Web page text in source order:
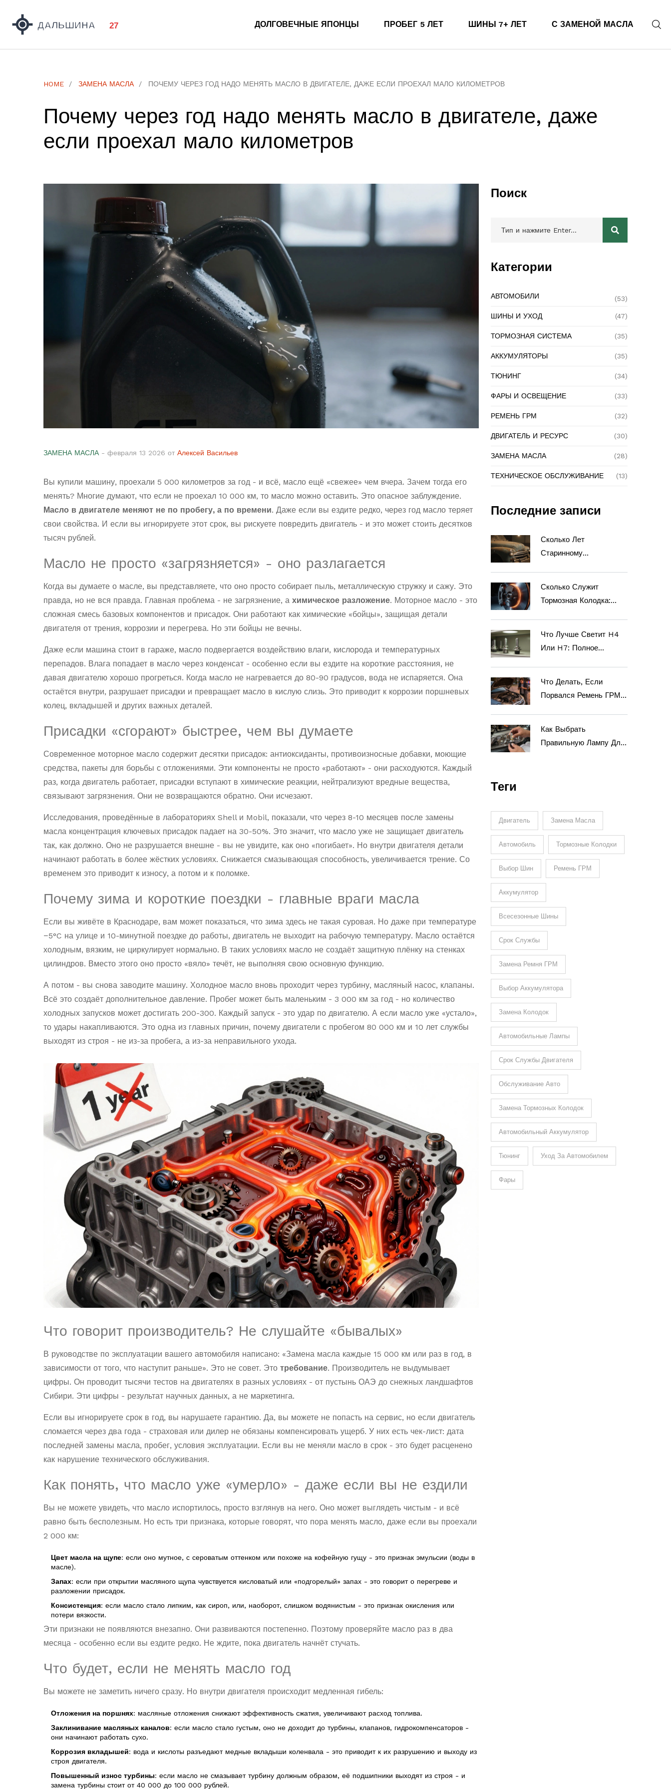
ДОЛГОВЕЧНЫЕ ЯПОНЦЫ ПРОБЕГ 5 ЛЕТ ШИНЫ 7+ ЛЕТ С ЗАМЕНОЙ МАСЛА
HOME ЗАМЕНА МАСЛА ПОЧЕМУ ЧЕРЕЗ ГОД НАДО МЕНЯТЬ МАСЛО В ДВИГАТЕЛЕ, ДАЖЕ ЕСЛИ ПРОЕХАЛ МАЛО КИЛОМЕТРОВ
Почему через год надо менять масло в двигателе, даже
если проехал мало километров
ЗАМЕНА МАСЛА- февраля 13 2026 от Алексей Васильев
Вы купили машину, проехали 5 000 километров за год - и всё, масло ещё «свежее» чем вчера. Зачем тогда его
менять? Многие думают, что если не проехал 10 000 км, то масло можно оставить. Это опасное заблуждение.
Масло в двигателе меняют не по пробегу, а по времени. Даже если вы ездите редко, через год масло теряет
свои свойства. И если вы игнорируете этот срок, вы рискуете повредить двигатель - и это может стоить десятков
тысяч рублей.
Масло не просто «загрязняется» - оно разлагается
Когда вы думаете о масле, вы представляете, что оно просто собирает пыль, металлическую стружку и сажу. Это
правда, но не вся правда. Главная проблема - не загрязнение, а химическое разложение. Моторное масло - это
сложная смесь базовых компонентов и присадок. Они работают как химические «бойцы», защищая детали
двигателя от трения, коррозии и перегрева. Но эти бойцы не вечны.
Даже если машина стоит в гараже, масло подвергается воздействию влаги, кислорода и температурных
перепадов. Влага попадает в масло через конденсат - особенно если вы ездите на короткие расстояния, не
давая двигателю хорошо прогреться. Когда масло не нагревается до 80-90 градусов, вода не испаряется. Она
остаётся внутри, разрушает присадки и превращает масло в кислую слизь. Это приводит к коррозии поршневых
колец, вкладышей и других важных деталей.
Присадки «сгорают» быстрее, чем вы думаете
Современное моторное масло содержит десятки присадок: антиоксиданты, противоизносные добавки, моющие
средства, пакеты для борьбы с отложениями. Эти компоненты не просто «работают» - они расходуются. Каждый
раз, когда двигатель работает, присадки вступают в химические реакции, нейтрализуют вредные вещества,
связывают загрязнения. Они не возвращаются обратно. Они исчезают.
Исследования, проведённые в лабораториях Shell и Mobil, показали, что через 8-10 месяцев после замены
масла концентрация ключевых присадок падает на 30-50%. Это значит, что масло уже не защищает двигатель
так, как должно. Оно не разрушается внешне - вы не увидите, как оно «погибает». Но внутри двигателя детали
начинают работать в более жёстких условиях. Снижается смазывающая способность, увеличивается трение. Со
временем это приводит к износу, а потом и к поломке.
Почему зима и короткие поездки - главные враги масла
Если вы живёте в Краснодаре, вам может показаться, что зима здесь не такая суровая. Но даже при температуре
−5°C на улице и 10-минутной поездке до работы, двигатель не выходит на рабочую температуру. Масло остаётся
холодным, вязким, не циркулирует нормально. В таких условиях масло не создаёт защитную плёнку на стенках
цилиндров. Вместо этого оно просто «вяло» течёт, не выполняя свою основную функцию.
А потом - вы снова заводите машину. Холодное масло вновь проходит через турбину, масляный насос, клапаны.
Всё это создаёт дополнительное давление. Пробег может быть маленьким - 3 000 км за год - но количество
холодных запусков может достигать 200-300. Каждый запуск - это удар по двигателю. А если масло уже «устало»,
то удары накапливаются. Это одна из главных причин, почему двигатели с пробегом 80 000 км и 10 лет службы
выходят из строя - не из-за пробега, а из-за неправильного ухода.
Что говорит производитель? Не слушайте «бывалых»
В руководстве по эксплуатации вашего автомобиля написано: «Замена масла каждые 15 000 км или раз в год, в
зависимости от того, что наступит раньше». Это не совет. Это требование. Производитель не выдумывает
цифры. Он проводит тысячи тестов на двигателях в разных условиях - от пустынь ОАЭ до снежных ландшафтов
Сибири. Эти цифры - результат научных данных, а не маркетинга.
Если вы игнорируете срок в год, вы нарушаете гарантию. Да, вы можете не попасть на сервис, но если двигатель
сломается через два года - страховая или дилер не обязаны компенсировать ущерб. У них есть чек-лист: дата
последней замены масла, пробег, условия эксплуатации. Если вы не меняли масло в срок - это будет расценено
как нарушение технического обслуживания.
Как понять, что масло уже «умерло» - даже если вы не ездили
Вы не можете увидеть, что масло испортилось, просто взглянув на него. Оно может выглядеть чистым - и всё
равно быть бесполезным. Но есть три признака, которые говорят, что пора менять масло, даже если вы проехали
2 000 км:
Цвет масла на щупе: если оно мутное, с сероватым оттенком или похоже на кофейную гущу - это признак эмульсии (воды в
масле).
Запах: если при открытии масляного щупа чувствуется кисловатый или «подгорелый» запах - это говорит о перегреве и
разложении присадок.
Консистенция: если масло стало липким, как сироп, или, наоборот, слишком водянистым - это признак окисления или
потери вязкости.
Эти признаки не появляются внезапно. Они развиваются постепенно. Поэтому проверяйте масло раз в два
месяца - особенно если вы ездите редко. Не ждите, пока двигатель начнёт стучать.
Что будет, если не менять масло год
Вы можете не заметить ничего сразу. Но внутри двигателя происходит медленная гибель:
Отложения на поршнях: масляные отложения снижают эффективность сжатия, увеличивают расход топлива.
Заклинивание масляных каналов: если масло стало густым, оно не доходит до турбины, клапанов, гидрокомпенсаторов -
они начинают работать сухо.
Коррозия вкладышей: вода и кислоты разъедают медные вкладыши коленвала - это приводит к их разрушению и выходу из
строя двигателя.
Повышенный износ турбины: если масло не смазывает турбину должным образом, её подшипники выходят из строя - и
замена турбины стоит от 40 000 до 100 000 рублей.
Поиск
Категории
АВТОМОБИЛИ (53)
ШИНЫ И УХОД (47)
ТОРМОЗНАЯ СИСТЕМА (35)
АККУМУЛЯТОРЫ (35)
ТЮНИНГ (34)
ФАРЫ И ОСВЕЩЕНИЕ (33)
РЕМЕНЬ ГРМ (32)
ДВИГАТЕЛЬ И РЕСУРС (30)
ЗАМЕНА МАСЛА (28)
ТЕХНИЧЕСКОЕ ОБСЛУЖИВАНИЕ (13)
Последние записи
Сколько Лет
Старинному
Продлить Жизнь
Ржавому Кузову
Сколько Служит
Тормозная Колодка:
Что Лучше Светит H4
Или H7: Полное
Что Делать, Если
Порвался Ремень ГРМ
Последствия
Как Выбрать
Правильную Лампу Для
Теги
Двигатель Замена Масла
Автомобиль Тормозные Колодки
Выбор Шин Ремень ГРМ
Аккумулятор
Всесезонные Шины
Срок Службы
Замена Ремня ГРМ
Выбор Аккумулятора
Замена Колодок
Автомобильные Лампы
Срок Службы Двигателя
Обслуживание Авто
Замена Тормозных Колодок
Автомобильный Аккумулятор
Тюнинг Уход За Автомобилем
Фары